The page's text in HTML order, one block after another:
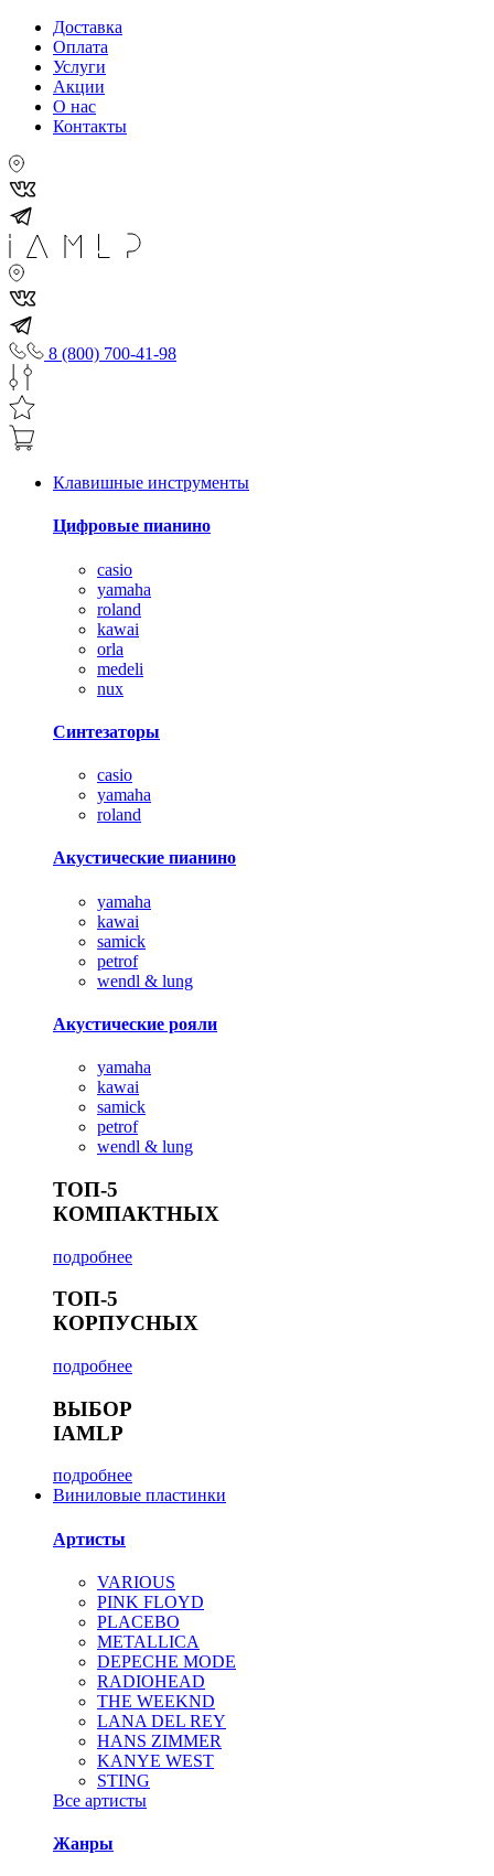
Доставка
Оплата
Услуги
Акции
О нас
Контакты
8 (800) 700-41-98
Клавишные инструменты
Цифровые пианино
casio
yamaha
roland
kawai
orla
medeli
nux
Синтезаторы
casio
yamaha
roland
Акустические пианино
yamaha
kawai
samick
petrof
wendl & lung
Акустические рояли
yamaha
kawai
samick
petrof
wendl & lung
ТОП-5
КОМПАКТНЫХ
подробнее
ТОП-5
КОРПУСНЫХ
подробнее
ВЫБОР
IAMLP
подробнее
Виниловые пластинки
Артисты
VARIOUS
PINK FLOYD
PLACEBO
METALLICA
DEPECHE MODE
RADIOHEAD
THE WEEKND
LANA DEL REY
HANS ZIMMER
KANYE WEST
STING
Все артисты
Жанры